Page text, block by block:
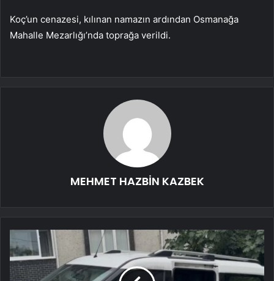
Koç’un cenazesi, kılınan namazın ardından Osmanağa
Mahalle Mezarlığı’nda toprağa verildi.
MEHMET HAZBİN KAZBEK